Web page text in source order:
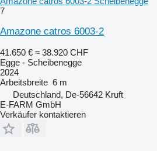
7
Amazone catros 6003-2
41.650 € ≈ 38.920 CHF
Egge - Scheibenegge
2024
Arbeitsbreite 6 m
Deutschland, De-56642 Kruft
E-FARM GmbH
Verkäufer kontaktieren